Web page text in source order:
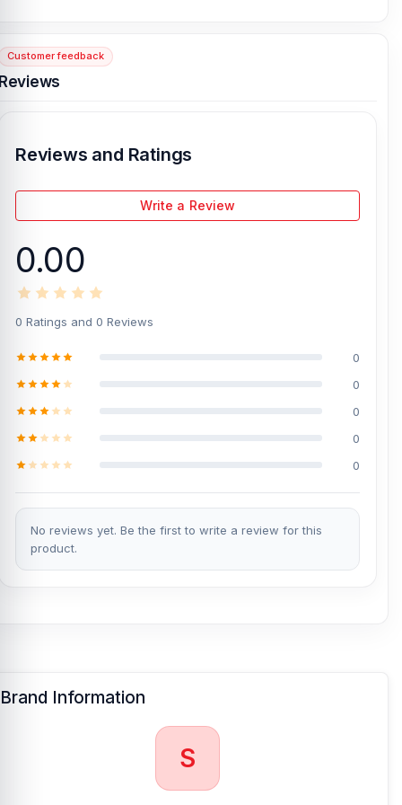
vc_column][/vc_row]
Customer feedback
Reviews and Ratings
Write a Review
0.00
0 Ratings and 0 Reviews
0
0
0
0
0
No reviews yet. Be the first to write a review for this
product.
Brand Information
S